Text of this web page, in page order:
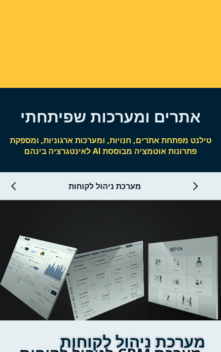
אתרים ומערכות שפיתחתי
טילנט מפתחת אתרים, חנויות, ומערכות ארגוניות, ומספקת
פתרונות אוטמציה מבוססת AI לאינטגרציה בינהם
מערכת ניהול לקוחות
מערכת ניהול לקוחות